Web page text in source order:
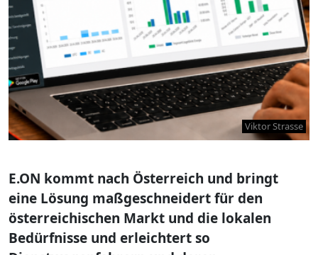
Viktor Strasse
E.ON kommt nach Österreich und bringt
eine Lösung maßgeschneidert für den
österreichischen Markt und die lokalen
Bedürfnisse und erleichtert so